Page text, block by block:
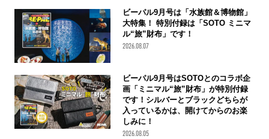
ビーパル9月号は「水族館＆博物館」
大特集！ 特別付録は「SOTO ミニマ
ル“旅”財布」です！
2026.08.07
ビーパル9月号はSOTOとのコラボ企
画「ミニマル“旅”財布」が特別付録
です！シルバーとブラックどちらが
入っているかは、開けてからのお楽
しみに！
2026.08.05